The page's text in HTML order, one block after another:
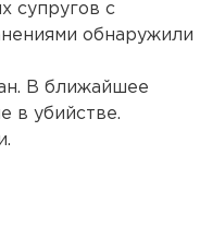
супругов с
обнаружили
В ближайшее
в убийстве.